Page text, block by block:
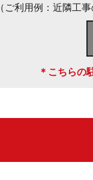
（ご利用例：近隣工
＊こちらの